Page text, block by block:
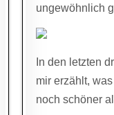
ungewöhnlich
In den letzten
mir erzählt,
noch schöner